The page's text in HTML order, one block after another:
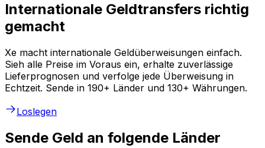
Internationale Geldtransfers richtig
gemacht
Xe macht internationale Geldüberweisungen einfach.
Sieh alle Preise im Voraus ein, erhalte zuverlässige
Lieferprognosen und verfolge jede Überweisung in
Echtzeit. Sende in 190+ Länder und 130+ Währungen.
Loslegen
Sende Geld an folgende Länder